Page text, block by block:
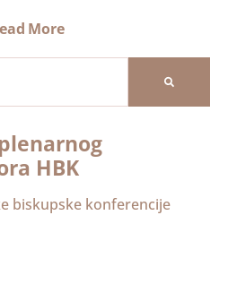
More
HBK
biskupske konferencije